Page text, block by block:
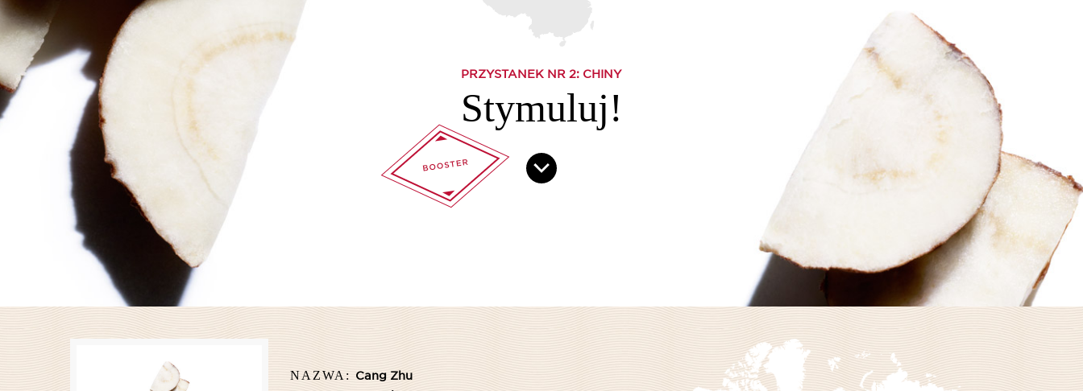
PRZYSTANEK NR 2: CHINY
Stymuluj!
NAZWA: Cang Zhu